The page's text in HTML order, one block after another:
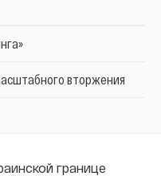
вторжения
границе